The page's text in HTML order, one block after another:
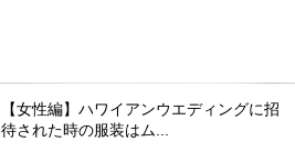
【女性編】ハワイアンウエディングに招
待された時の服装はム...